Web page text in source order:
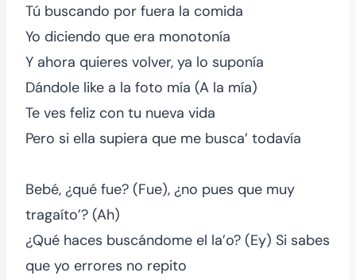
Tú buscando por fuera la comida
Yo diciendo que era monotonía
Y ahora quieres volver, ya lo suponía
Dándole like a la foto mía (A la mía)
Te ves feliz con tu nueva vida
Pero si ella supiera que me busca’ todavía
Bebé, ¿qué fue? (Fue), ¿no pues que muy
tragaíto’? (Ah)
¿Qué haces buscándome el la’o? (Ey) Si sabes
que yo errores no repito